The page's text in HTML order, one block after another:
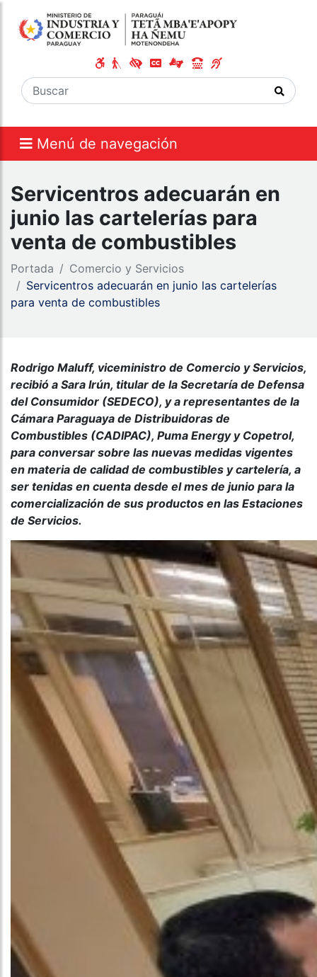
Menú de navegación
Servicentros adecuarán en
junio las cartelerías para
venta de combustibles
Portada
Comercio y Servicios
Servicentros adecuarán en junio las cartelerías
para venta de combustibles
Rodrigo Maluff, viceministro de Comercio y Servicios,
recibió a Sara Irún, titular de la Secretaría de Defensa
del Consumidor (SEDECO), y a representantes de la
Cámara Paraguaya de Distribuidoras de
Combustibles (CADIPAC), Puma Energy y Copetrol,
para conversar sobre las nuevas medidas vigentes
en materia de calidad de combustibles y cartelería, a
ser tenidas en cuenta desde el mes de junio para la
comercialización de sus productos en las Estaciones
de Servicios.